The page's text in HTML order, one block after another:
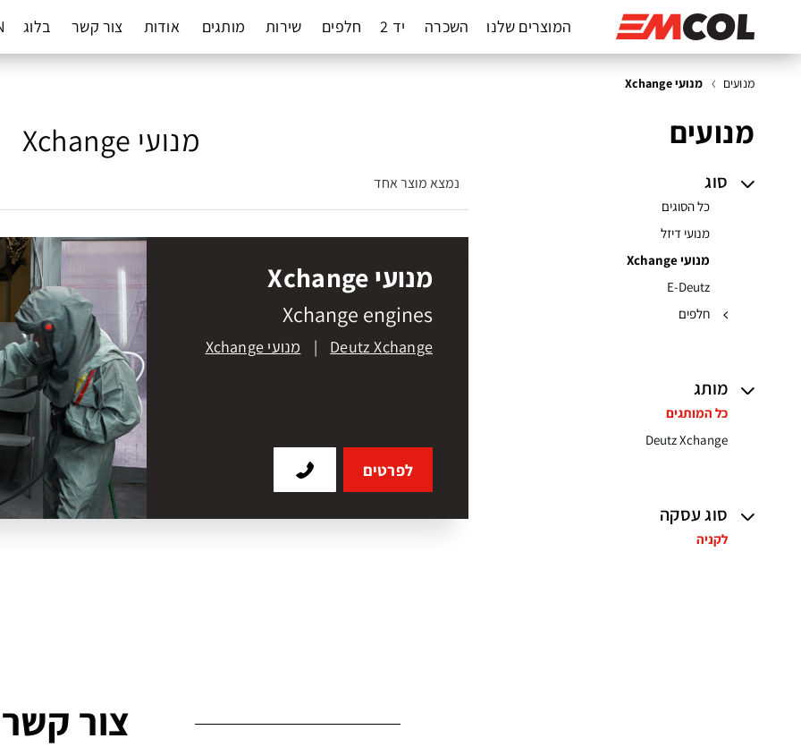
המוצרים שלנו השכרה יד 2 חלפים שירות מותגים אודות צור קשר בלוג
מנועים מנועי Xchange
מנועים מנועי Xchange
סוג
כל הסוגים
מנועי דיזל
מנועי Xchange
E-Deutz
חלפים
מותג
כל המותגים
Deutz Xchange
סוג עסקה
לקניה
נמצא מוצר אחד
מנועי Xchange
Xchange engines
Deutz Xchange
| מנועי Xchange
לפרטים
צור קשר